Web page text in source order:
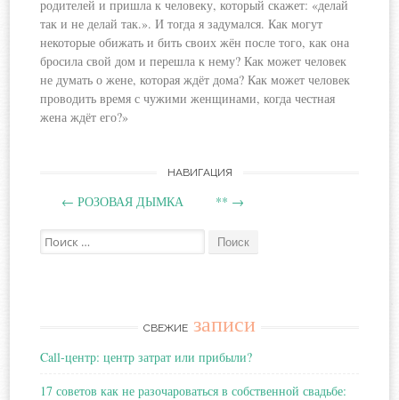
родителей и пришла к человеку, который скажет: «делай
так и не делай так.». И тогда я задумался. Как могут
некоторые обижать и бить своих жён после того, как она
бросила свой дом и перешла к нему? Как может человек
не думать о жене, которая ждёт дома? Как может человек
проводить время с чужими женщинами, когда честная
жена ждёт его?»
Навигация
записям
НАВИГАЦИЯ
← РОЗОВАЯ ДЫМКА ** →
Поиск:
СВЕЖИЕ записи
Call-центр: центр затрат или прибыли?
17 советов как не разочароваться в собственной свадьбе: